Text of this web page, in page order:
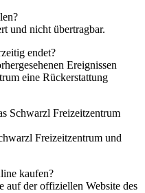
und nicht übertragbar.
endet?
Ereignissen
eine Rückerstattung
Schwarzl Freizeitzentrum
Freizeitzentrum und
kaufen?
auf der offiziellen Website des